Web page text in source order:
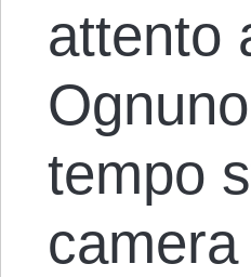
attento
tempo